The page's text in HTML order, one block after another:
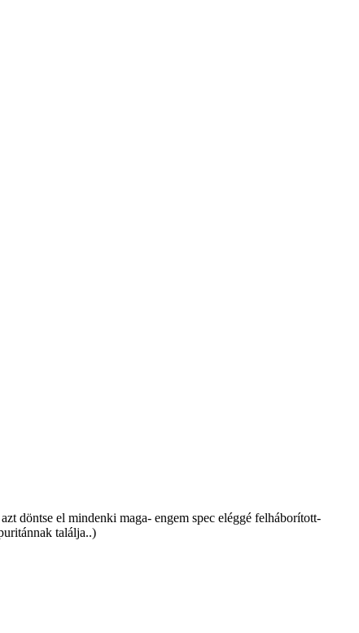
döntse el mindenki maga- engem spec eléggé felháborított-
találja..)